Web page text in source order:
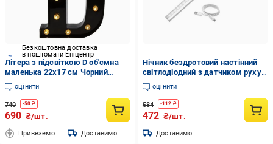
Безкоштовна доставка
в поштомати Епіцентр
Літера з підсвіткою D об'ємна
маленька 22x17 см Чорний
(Ч1244)
оцінити
740 -50 ₴
690 ₴/шт.
Привеземо Доставимо
Нічник бездротовий настінний
світлодіодний з датчиком руху
від USB 450 мАг (23870475)
оцінити
584 -112 ₴
472 ₴/шт.
Доставимо